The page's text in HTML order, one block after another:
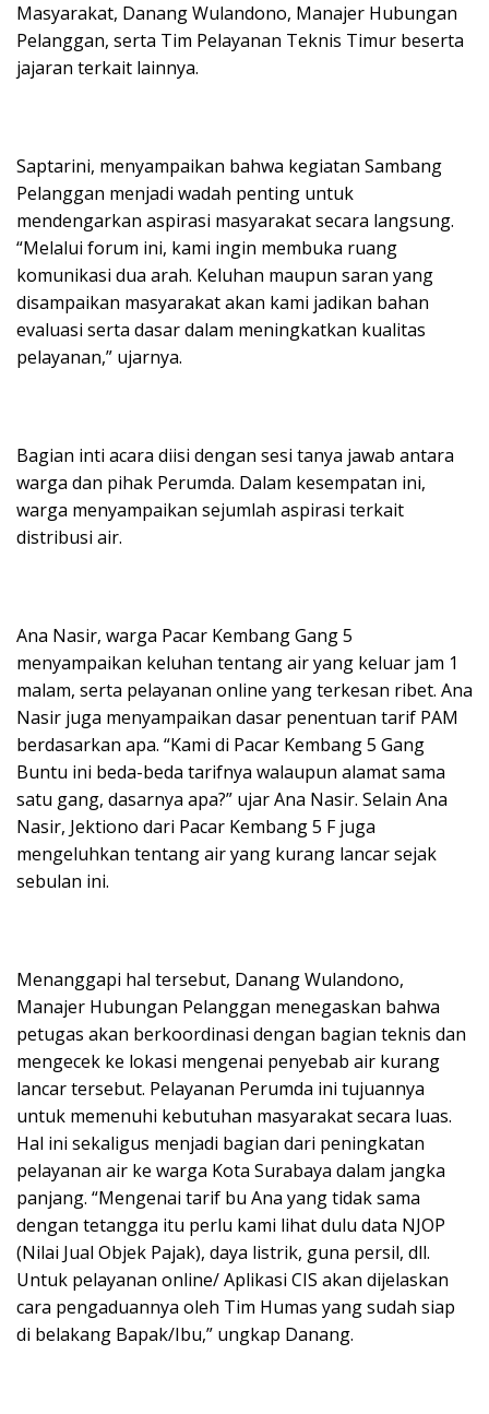
Masyarakat, Danang Wulandono, Manajer Hubungan
Pelanggan, serta Tim Pelayanan Teknis Timur beserta
jajaran terkait lainnya.
Saptarini, menyampaikan bahwa kegiatan Sambang
Pelanggan menjadi wadah penting untuk
mendengarkan aspirasi masyarakat secara langsung.
“Melalui forum ini, kami ingin membuka ruang
komunikasi dua arah. Keluhan maupun saran yang
disampaikan masyarakat akan kami jadikan bahan
evaluasi serta dasar dalam meningkatkan kualitas
pelayanan,” ujarnya.
Bagian inti acara diisi dengan sesi tanya jawab antara
warga dan pihak Perumda. Dalam kesempatan ini,
warga menyampaikan sejumlah aspirasi terkait
distribusi air.
Ana Nasir, warga Pacar Kembang Gang 5
menyampaikan keluhan tentang air yang keluar jam 1
malam, serta pelayanan online yang terkesan ribet. Ana
Nasir juga menyampaikan dasar penentuan tarif PAM
berdasarkan apa. “Kami di Pacar Kembang 5 Gang
Buntu ini beda-beda tarifnya walaupun alamat sama
satu gang, dasarnya apa?” ujar Ana Nasir. Selain Ana
Nasir, Jektiono dari Pacar Kembang 5 F juga
mengeluhkan tentang air yang kurang lancar sejak
sebulan ini.
Menanggapi hal tersebut, Danang Wulandono,
Manajer Hubungan Pelanggan menegaskan bahwa
petugas akan berkoordinasi dengan bagian teknis dan
mengecek ke lokasi mengenai penyebab air kurang
lancar tersebut. Pelayanan Perumda ini tujuannya
untuk memenuhi kebutuhan masyarakat secara luas.
Hal ini sekaligus menjadi bagian dari peningkatan
pelayanan air ke warga Kota Surabaya dalam jangka
panjang. “Mengenai tarif bu Ana yang tidak sama
dengan tetangga itu perlu kami lihat dulu data NJOP
(Nilai Jual Objek Pajak), daya listrik, guna persil, dll.
Untuk pelayanan online/ Aplikasi CIS akan dijelaskan
cara pengaduannya oleh Tim Humas yang sudah siap
di belakang Bapak/Ibu,” ungkap Danang.